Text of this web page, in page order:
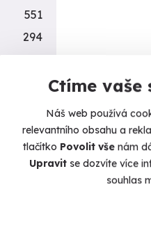
Ctíme
Náš web používá
relevantního obsahu a
tlačítko Povolit vše nám
Upravitse dozvíte více
souhlas
551
294
450
4
196
31